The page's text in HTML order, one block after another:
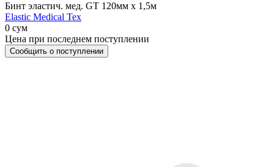
Бинт эластич. мед. GT 120мм х 1,5м
Elastic Medical Tex
0 сум
Цена при последнем поступлении
Сообщить о поступлении